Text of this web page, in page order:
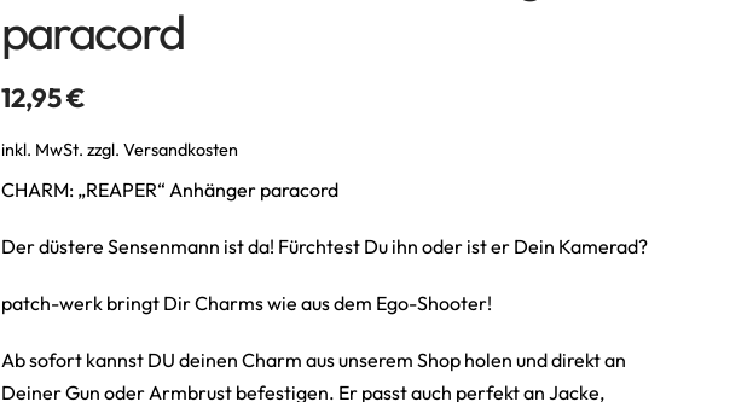
paracord
12,95€
inkl. MwSt. zzgl. Versandkosten
CHARM: „REAPER“ Anhänger paracord
Der düstere Sensenmann ist da! Fürchtest Du ihn oder ist er Dein Kamerad?
patch-werk bringt Dir Charms wie aus dem Ego-Shooter!
Ab sofort kannst DU deinen Charm aus unserem Shop holen und direkt an
Deiner Gun oder Armbrust befestigen. Er passt auch perfekt an Jacke,